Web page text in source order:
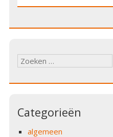
Zoeken
naar:
Categorieën
algemeen